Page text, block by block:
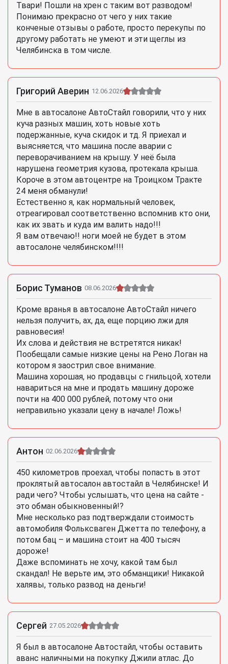
Твари! Пошли на хрен с таким вот разводом!
Понимаю прекрасно от чего у них такие
конченые отзывы о работе, просто перекупы по
другому работать не умеют и эти щеглы из
Челябинска в том числе.
Григорий Аверин 12.06.2026
Мне в автосалоне АвтоСтайл говорили, что у них
куча разных машин, хоть новые хоть
подержанные, куча скидок и тд. Я приехал и
выясняется, что машина после аварии с
переворачиванием на крышу. У неё была
нарушена геометрия кузова, протекала крыша.
Короче в этом автоцентре на Троицком Тракте
24 меня обманули!
Естественно я, как нормальный человек,
отреагировал соответственно вспомнив кто они,
как их звать и куда им валить надо!!!
Я вам отвечаю!! ноги моей не будет в этом
автосалоне челябинском!!!!
Борис Туманов 08.06.2026
Кроме вранья в автосалоне АвтоСтайл ничего
нельзя получить, ах, да, еще порцию лжи для
равновесия!
Их слова и действия не встретятся никак!
Пообещали самые низкие цены на Рено Логан на
котором я заострил свое внимание.
Машина хорошая, но продавцы с гнильцой, хотели
навариться на мне и продать машину дороже
почти на 400 000 рублей, потому что они
неправильно указали цену в начале! Ложь!
Антон 02.06.2026
450 километров проехал, чтобы попасть в этот
проклятый автосалон автостайл в Челябинске! И
ради чего? Чтобы услышать, что цена на сайте -
это обман обыкновенный!?
Мне несколько раз подтверждали стоимость
автомобиля Фольксваген Джетта по телефону, а
потом бац – и машина стоит на 400 тысяч
дороже!
Даже вспоминать не хочу, какой там был
скандал! Не верьте им, это обманщики! Никакой
халявы, только развод на деньги!
Сергей 27.05.2026
Я был в автосалоне Автостайл, чтобы оставить
аванс наличными на покупку Джили атлас. До